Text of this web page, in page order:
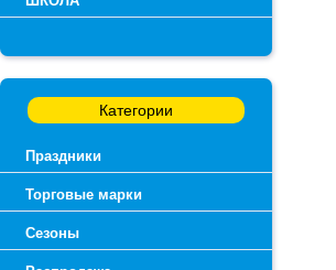
Категории
Праздники
Торговые марки
Сезоны